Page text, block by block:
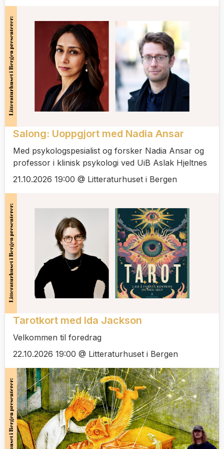
Salong: Uoppgjort med Nadia Ansar
Med psykologspesialist og forsker Nadia Ansar og
professor i klinisk psykologi ved UiB Aslak Hjeltnes
21.10.2026 19:00 @ Litteraturhuset i Bergen
Tarotkort med Ida Jackson
Velkommen til foredrag
22.10.2026 19:00 @ Litteraturhuset i Bergen